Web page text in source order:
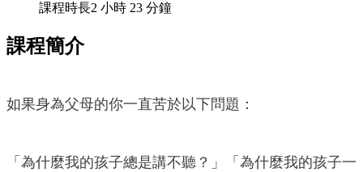
課程時長2 小時 23 分鐘
課程簡介
如果身為父母的你一直苦於以下問題：
「為什麼我的孩子總是講不聽？」「為什麼我的孩子一